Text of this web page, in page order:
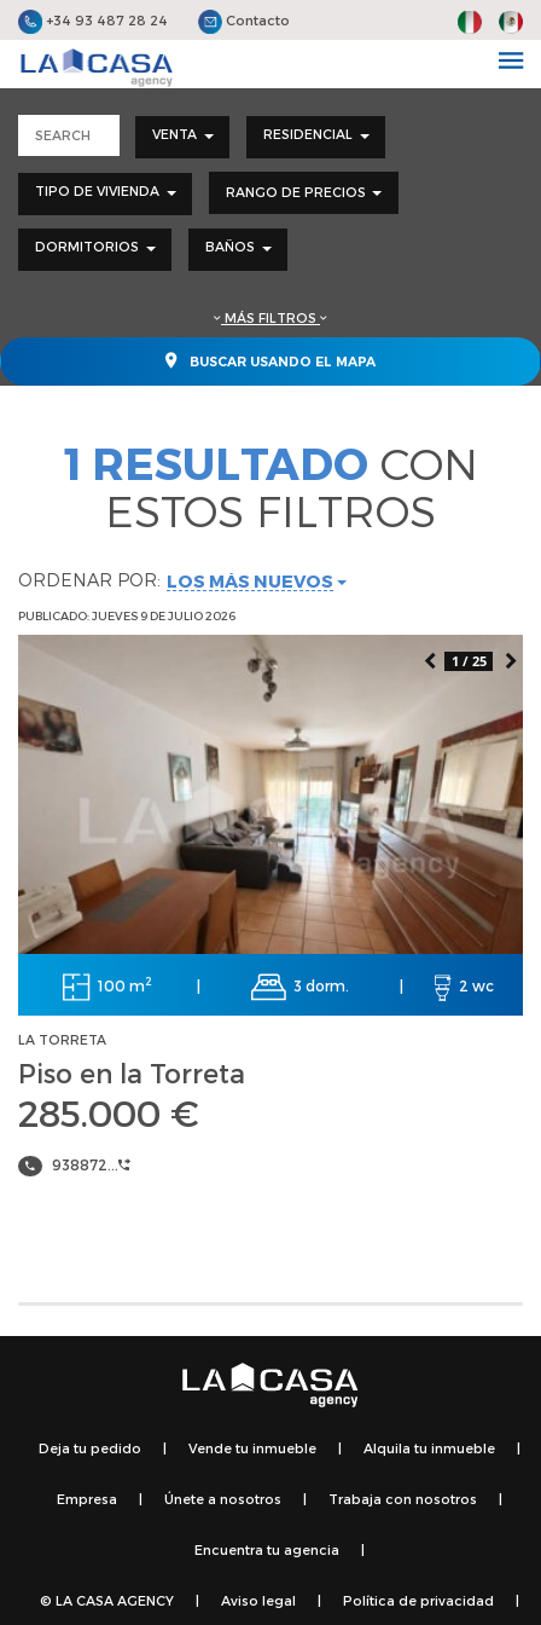
+34 93 487 28 24 Contacto
VENTA RESIDENCIAL
TIPO DE VIVIENDA RANGO DE PRECIOS
DORMITORIOS BAÑOS
MÁS FILTROS
BUSCAR USANDO EL MAPA
1 RESULTADO CON
ESTOS FILTROS
ORDENAR POR: LOS MÁS NUEVOS
PUBLICADO: JUEVES 9 DE JULIO 2026
1 / 25
100 m2 3 dorm. 2 wc
LA TORRETA
Piso en la Torreta
285.000 €
938872...
Deja tu pedido Vende tu inmueble Alquila tu inmueble
Empresa Únete a nosotros Trabaja con nosotros
Encuentra tu agencia
© LA CASA AGENCY Aviso legal Política de privacidad